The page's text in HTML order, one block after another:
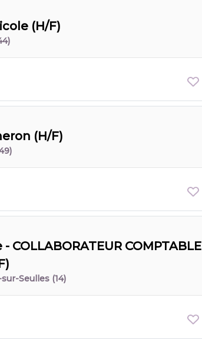
(H/F)
(H/F)
COLLABORATEUR COMPTABLE
Seulles (14)